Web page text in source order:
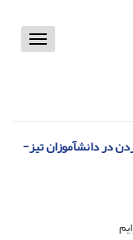
Toggle
در دانشآموزان تیز-